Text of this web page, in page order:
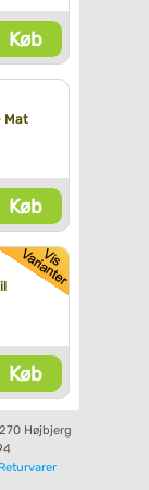
Køb
Mat
Køb
Køb
Højbjerg
Returvarer